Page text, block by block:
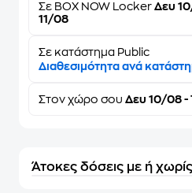
Σε BOX NOW Locker Δευ
11/08
Σε κατάστημα Public
Διαθεσιμότητα ανά
Στον χώρο σου Δευ 10/08 -
Άτοκες δόσεις με ή